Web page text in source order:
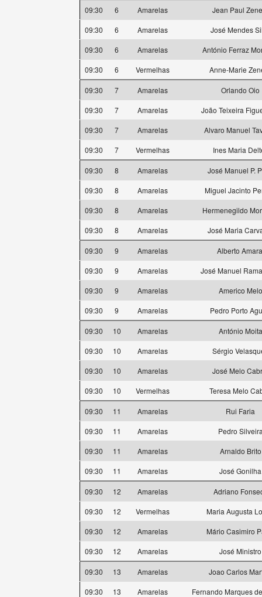
09:30 6 Amarelas
Jean Paul
09:30
6 Amarelas
José Mendes
09:30
6 Amarelas
António Ferraz
09:30
6 Vermelhas Anne-Marie
09:30 7 Amarelas
Orlando Oio
09:30
7 Amarelas
João Teixeira
09:30
7 Amarelas
Alvaro Manuel
09:30
7 Vermelhas Ines Maria
09:30 8 Amarelas
José Manuel P.
09:30
8 Amarelas
Miguel Jacinto
09:30
8 Amarelas
Hermenegildo
09:30
8 Amarelas José Maria
09:30 9 Amarelas
Alberto
09:30
9 Amarelas
José Manuel
09:30
9 Amarelas
Americo Melo
09:30
9 Amarelas Pedro Porto
09:30 10 Amarelas
António Moita
09:30
10 Amarelas
Sérgio
09:30
10 Amarelas
José Melo
09:30
10 Vermelhas Teresa Melo
09:30 11 Amarelas
Rui Faria
09:30
11 Amarelas
Pedro
09:30
11 Amarelas
Arnaldo Brito
09:30
11 Amarelas José Gonilha
09:30 12 Amarelas
Adriano
09:30
12 Vermelhas
Maria Augusta
09:30
12 Amarelas
Mário Casimiro
09:30
12 Amarelas José Ministro
09:30 13 Amarelas
Joao Carlos
09:30
13 Amarelas
Fernando Marques